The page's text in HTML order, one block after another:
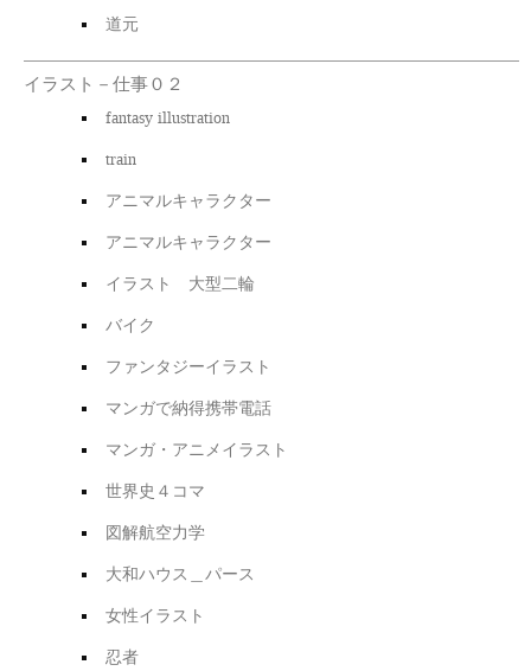
道元
イラスト－仕事０２
fantasy illustration
train
アニマルキャラクター
アニマルキャラクター
イラスト 大型二輪
バイク
ファンタジーイラスト
マンガで納得携帯電話
マンガ・アニメイラスト
世界史４コマ
図解航空力学
大和ハウス＿パース
女性イラスト
忍者